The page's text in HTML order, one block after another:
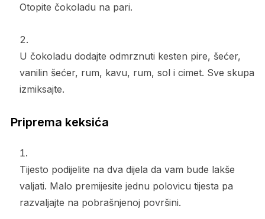
Otopite čokoladu na pari.
U čokoladu dodajte odmrznuti kesten pire, šećer,
vanilin šećer, rum, kavu, rum, sol i cimet. Sve skupa
izmiksajte.
Priprema keksića
Tijesto podijelite na dva dijela da vam bude lakše
valjati. Malo premijesite jednu polovicu tijesta pa
razvaljajte na pobrašnjenoj površini.